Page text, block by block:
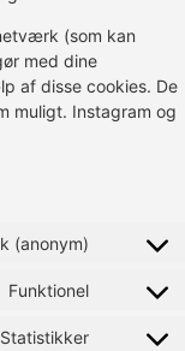
(som kan
med dine
af disse cookies. De
muligt. Instagram og
(anonym)
Funktionel
Statistikker